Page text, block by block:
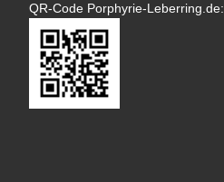
QR-Code Porphyrie-Leberring.de: